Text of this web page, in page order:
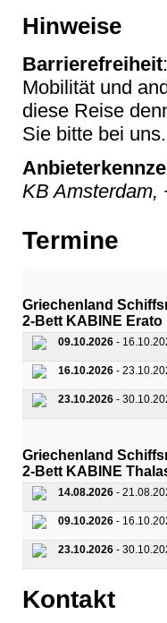
Hinweise
Barrierefreiheit
Mobilität und
diese Reise
Sie bitte bei uns.
KB Amsterdam,
Termine
Griechenland
2-Bett KABINE Erato
09.10.2026 -
16.10.2026 -
23.10.2026 -
Griechenland
2-Bett KABINE
14.08.2026 -
09.10.2026 -
23.10.2026 -
Kontakt